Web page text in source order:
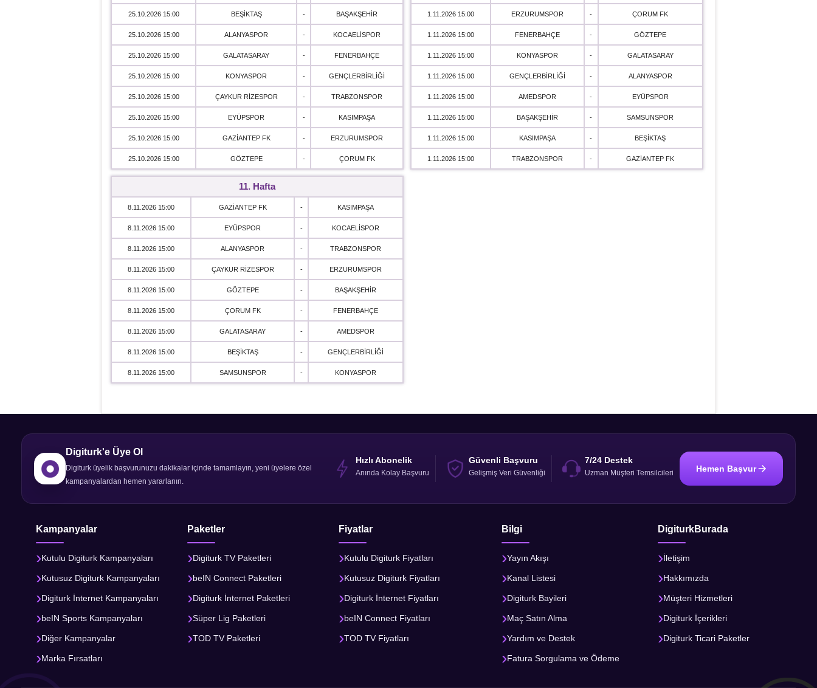
25.10.2026 15:00 BEŞİKTAŞ - BAŞAKŞEHİR
25.10.2026 15:00 ALANYASPOR - KOCAELİSPOR
25.10.2026 15:00 GALATASARAY - FENERBAHÇE
25.10.2026 15:00 KONYASPOR - GENÇLERBİRLİĞİ
25.10.2026 15:00 ÇAYKUR RİZESPOR - TRABZONSPOR
25.10.2026 15:00 EYÜPSPOR - KASIMPAŞA
25.10.2026 15:00 GAZİANTEP FK - ERZURUMSPOR
25.10.2026 15:00 GÖZTEPE - ÇORUM FK
1.11.2026 15:00 ERZURUMSPOR - ÇORUM FK
1.11.2026 15:00 FENERBAHÇE - GÖZTEPE
1.11.2026 15:00 KONYASPOR - GALATASARAY
1.11.2026 15:00 GENÇLERBİRLİĞİ - ALANYASPOR
1.11.2026 15:00 AMEDSPOR - EYÜPSPOR
1.11.2026 15:00 BAŞAKŞEHİR - SAMSUNSPOR
1.11.2026 15:00 KASIMPAŞA - BEŞİKTAŞ
1.11.2026 15:00 TRABZONSPOR - GAZİANTEP FK
11. Hafta
8.11.2026 15:00 GAZİANTEP FK - KASIMPAŞA
8.11.2026 15:00 EYÜPSPOR - KOCAELİSPOR
8.11.2026 15:00 ALANYASPOR - TRABZONSPOR
8.11.2026 15:00 ÇAYKUR RİZESPOR - ERZURUMSPOR
8.11.2026 15:00 GÖZTEPE - BAŞAKŞEHİR
8.11.2026 15:00 ÇORUM FK - FENERBAHÇE
8.11.2026 15:00 GALATASARAY - AMEDSPOR
8.11.2026 15:00 BEŞİKTAŞ - GENÇLERBİRLİĞİ
8.11.2026 15:00 SAMSUNSPOR - KONYASPOR
Digiturk'e Üye Ol
Digiturk üyelik başvurunuzu dakikalar içinde tamamlayın, yeni üyelere özel
kampanyalardan hemen yararlanın.
Hızlı Abonelik
Anında Kolay Başvuru
Güvenli Başvuru
Gelişmiş Veri Güvenliği
7/24 Destek
Uzman Müşteri Temsilcileri Hemen Başvur
Kampanyalar
Kutulu Digiturk Kampanyaları
Kutusuz Digiturk Kampanyaları
Digiturk İnternet Kampanyaları
beIN Sports Kampanyaları
Diğer Kampanyalar
Marka Fırsatları
Paketler
Digiturk TV Paketleri
beIN Connect Paketleri
Digiturk İnternet Paketleri
Süper Lig Paketleri
TOD TV Paketleri
Fiyatlar
Kutulu Digiturk Fiyatları
Kutusuz Digiturk Fiyatları
Digiturk İnternet Fiyatları
beIN Connect Fiyatları
TOD TV Fiyatları
Bilgi
Yayın Akışı
Kanal Listesi
Digiturk Bayileri
Maç Satın Alma
Yardım ve Destek
Fatura Sorgulama ve Ödeme
DigiturkBurada
İletişim
Hakkımızda
Müşteri Hizmetleri
Digiturk İçerikleri
Digiturk Ticari Paketler